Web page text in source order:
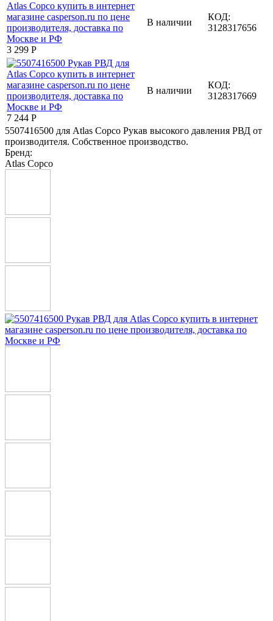
3 299 Р
В наличии
КОД:
3128317656
7 244 Р
В наличии
КОД:
3128317669
5507416500 для Atlas Copco Рукав высокого давления РВД от
производителя. Собственное производство.
Бренд:
Atlas Copco